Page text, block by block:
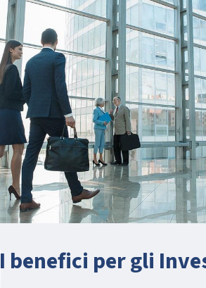
I benefici per gli